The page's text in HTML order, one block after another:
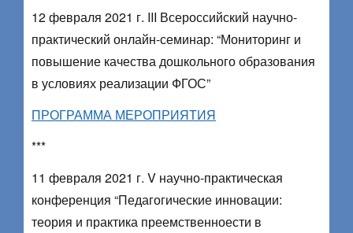
12 февраля 2021 г. III Всероссийский научно-
практический онлайн-семинар: “Мониторинг и
повышение качества дошкольного образования
в условиях реализации ФГОС”
ПРОГРАММА МЕРОПРИЯТИЯ
***
11 февраля 2021 г. V научно-практическая
конференция “Педагогические инновации:
теория и практика преемственноести в